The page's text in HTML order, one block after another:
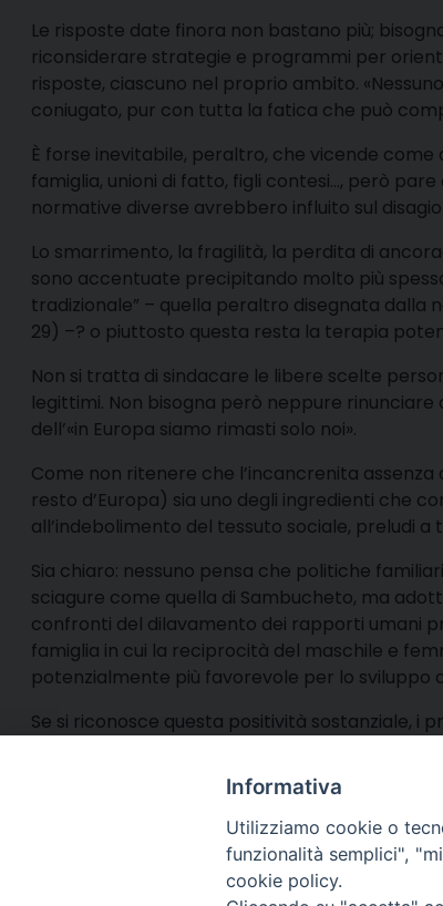
Le risposte date finora non bastano più;
riconsiderare strategie e programmi per
risposte, ciascuno nel proprio ambito.
coniugato, pur con tutta la fatica che può
È forse inevitabile, peraltro, che vicende
famiglia, unioni di fatto, figli contesi…, però
normative diverse avrebbero influito sul
Lo smarrimento, la fragilità, la perdita di
sono accentuate precipitando molto più
tradizionale” – quella peraltro disegnata dalla
29) –? o piuttosto questa resta la terapia
Non si tratta di sindacare le libere scelte
legittimi. Non bisogna però neppure rinunciare
dell’«in Europa siamo rimasti solo noi».
Come non ritenere che l’incancrenita
resto d’Europa) sia uno degli ingredienti che
all’indebolimento del tessuto sociale, preludi
Sia chiaro: nessuno pensa che politiche
sciagure come quella di Sambucheto, ma
confronti del dilavamento dei rapporti umani
famiglia in cui la reciprocità del maschile e
potenzialmente più favorevole per lo
Se si riconosce questa positività sostanziale,
Informativa
Utilizziamo cookie o
funzionalità semplici",
cookie policy.